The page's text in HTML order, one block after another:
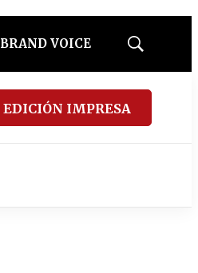
BRAND VOICE
Mostrar
EDICIÓN IMPRESA